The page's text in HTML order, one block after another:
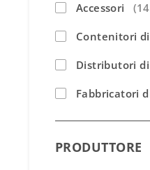
Accessori
Contenitori di
Distributori
Fabbricatori
PRODUTTORE